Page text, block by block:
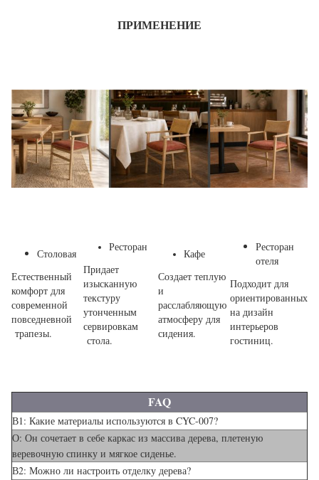
ПРИМЕНЕНИЕ
Столовая
Естественный
комфорт для
современной
повседневной
трапезы.
Ресторан
Придает
изысканную
текстуру
утонченным
сервировкам
стола.
Кафе
Создает теплую
и
расслабляющую
атмосферу для
сидения.
Ресторан
отеля
Подходит для
ориентированных
на дизайн
интерьеров
гостиниц.
FAQ
В1: Какие материалы используются в CYC-007?
О: Он сочетает в себе каркас из массива дерева, плетеную
веревочную спинку и мягкое сиденье.
В2: Можно ли настроить отделку дерева?